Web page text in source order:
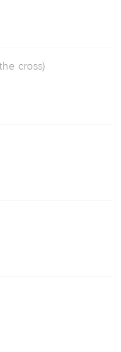
cross)